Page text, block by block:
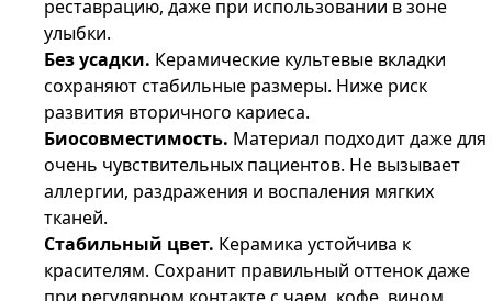
реставрацию, даже при использовании в зоне
улыбки.
Без усадки. Керамические культевые вкладки
сохраняют стабильные размеры. Ниже риск
развития вторичного кариеса.
Биосовместимость. Материал подходит даже для
очень чувствительных пациентов. Не вызывает
аллергии, раздражения и воспаления мягких
тканей.
Стабильный цвет. Керамика устойчива к
красителям. Сохранит правильный оттенок даже
при регулярном контакте с чаем, кофе, вином.